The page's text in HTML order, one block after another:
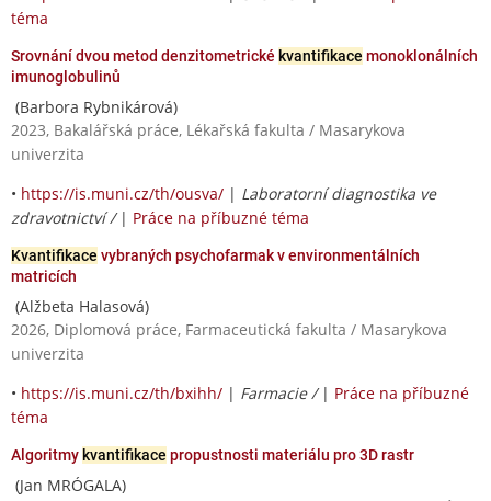
téma
Srovnání dvou metod denzitometrické kvantifikace monoklonálních
imunoglobulinů
(Barbora Rybnikárová)
2023, Bakalářská práce, Lékařská fakulta / Masarykova
univerzita
• https://is.muni.cz/th/ousva/ | Laboratorní diagnostika ve
zdravotnictví / | Práce na příbuzné téma
Kvantifikace vybraných psychofarmak v environmentálních
matricích
(Alžbeta Halasová)
2026, Diplomová práce, Farmaceutická fakulta / Masarykova
univerzita
• https://is.muni.cz/th/bxihh/ | Farmacie / | Práce na příbuzné
téma
Algoritmy kvantifikace propustnosti materiálu pro 3D rastr
(Jan MRÓGALA)